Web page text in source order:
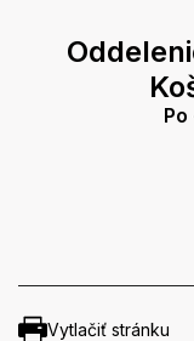
Po
Vytlačiť stránku